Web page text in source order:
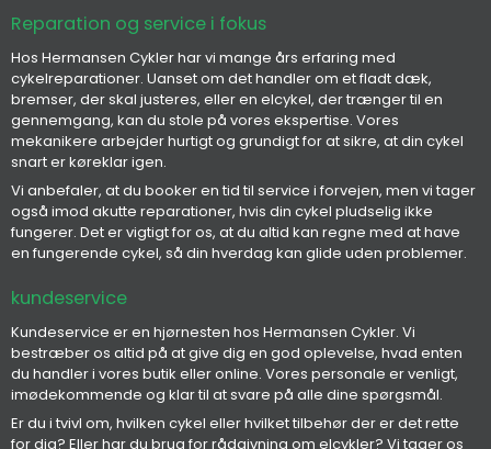
Reparation og service i fokus
Hos Hermansen Cykler har vi mange års erfaring med
cykelreparationer. Uanset om det handler om et fladt dæk,
bremser, der skal justeres, eller en elcykel, der trænger til en
gennemgang, kan du stole på vores ekspertise. Vores
mekanikere arbejder hurtigt og grundigt for at sikre, at din cykel
snart er køreklar igen.
Vi anbefaler, at du booker en tid til service i forvejen, men vi tager
også imod akutte reparationer, hvis din cykel pludselig ikke
fungerer. Det er vigtigt for os, at du altid kan regne med at have
en fungerende cykel, så din hverdag kan glide uden problemer.
kundeservice
Kundeservice er en hjørnesten hos Hermansen Cykler. Vi
bestræber os altid på at give dig en god oplevelse, hvad enten
du handler i vores butik eller online. Vores personale er venligt,
imødekommende og klar til at svare på alle dine spørgsmål.
Er du i tvivl om, hvilken cykel eller hvilket tilbehør der er det rette
for dig? Eller har du brug for rådgivning om elcykler? Vi tager os